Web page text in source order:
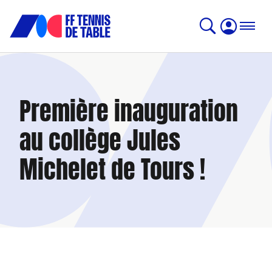
Première inauguration
au collège Jules
Michelet de Tours !